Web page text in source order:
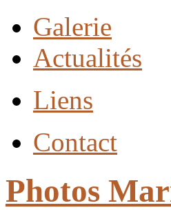
Galerie
Actualités
Liens
Contact
Photos